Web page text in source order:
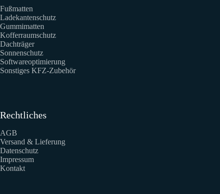
Fußmatten
Ladekantenschutz
Gummimatten
Kofferraumschutz
Dachträger
Sonnenschutz
Softwareoptimierung
Sonstiges KFZ-Zubehör
Rechtliches
AGB
Versand & Lieferung
Datenschutz
Impressum
Kontakt